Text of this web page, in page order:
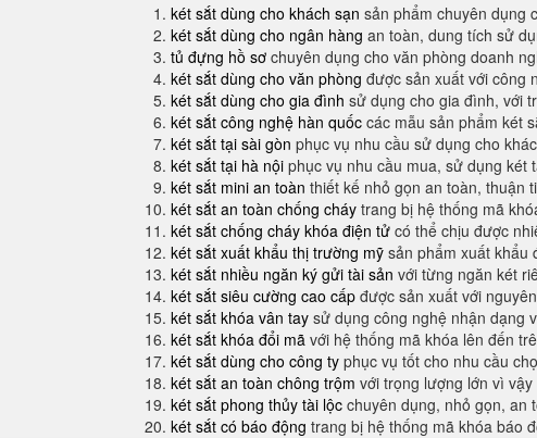
két sắt dùng cho khách sạn sản phẩm chuyên dụng
két sắt dùng cho ngân hàng an toàn, dung tích sử
tủ đựng hồ sơ chuyên dụng cho văn phòng doanh
két sắt dùng cho văn phòng được sản xuất với công
két sắt dùng cho gia đình sử dụng cho gia đình, với
két sắt công nghệ hàn quốc các mẫu sản phẩm két
két sắt tại sài gòn phục vụ nhu cầu sử dụng cho
két sắt tại hà nội phục vụ nhu cầu mua, sử dụng két
két sắt mini an toàn thiết kế nhỏ gọn an toàn, thuận
két sắt an toàn chống cháy trang bị hệ thống mã
két sắt chống cháy khóa điện tử có thể chịu được
két sắt xuất khẩu thị trường mỹ sản phẩm xuất khẩu
két sắt nhiều ngăn ký gửi tài sản với từng ngăn két
két sắt siêu cường cao cấp được sản xuất với
két sắt khóa vân tay sử dụng công nghệ nhận dạng
két sắt khóa đổi mã với hệ thống mã khóa lên đến
két sắt dùng cho công ty phục vụ tốt cho nhu cầu
két sắt an toàn chông trộm với trọng lượng lớn vì
két sắt phong thủy tài lộc chuyên dụng, nhỏ gọn, an
két sắt có báo động trang bị hệ thống mã khóa báo